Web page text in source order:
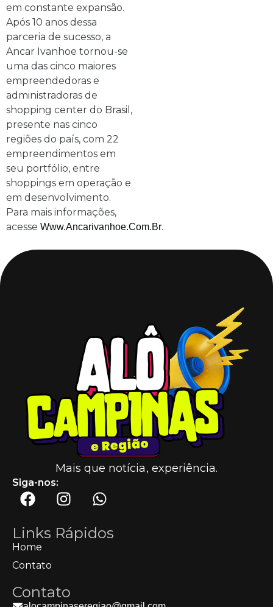
em constante expansão.
Após 10 anos dessa
parceria de sucesso, a
Ancar Ivanhoe tornou-se
uma das cinco maiores
empreendedoras e
administradoras de
shopping center do Brasil,
presente nas cinco
regiões do país, com 22
empreendimentos em
seu portfólio, entre
shoppings em operação e
em desenvolvimento.
Para mais informações,
acesse Www.ancarivanhoe.com.br.
Mais que notícia, experiência.
Siga-nos:
Links Rápidos
Home
Contato
Contato